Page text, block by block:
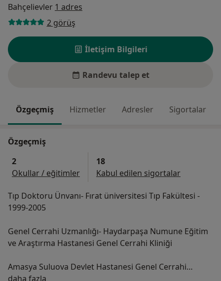
Bahçelievler 1 adres
2 görüş
İletişim Bilgileri
Randevu talep et
Özgeçmiş Hizmetler Adresler Sigortalar
Özgeçmiş
2
Okullar / eğitimler
18
Kabul edilen sigortalar
Tıp Doktoru Ünvanı- Fırat üniversitesi Tıp Fakültesi -
1999-2005
Genel Cerrahi Uzmanlığı- Haydarpaşa Numune Eğitim
ve Araştırma Hastanesi Genel Cerrahi Kliniği
Amasya Suluova Devlet Hastanesi Genel Cerrahi
Uzmanı 2012-2014
daha fazla